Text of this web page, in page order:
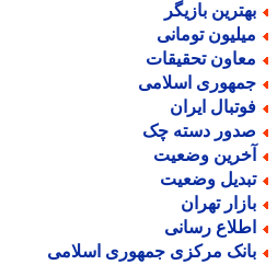
بازیگر
تومانی
تحقیقات
اسلامی
ایران
دسته چک
وضعیت
وضعیت
تهران
رسانی
مرکزی جمهوری اسلامی